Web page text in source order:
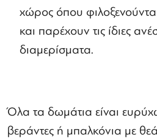
χώρος όπου
και παρέχουν τις ίδιες
διαμερίσματα.
Όλα τα δωμάτια είναι
βεράντες ή μπαλκόνια με